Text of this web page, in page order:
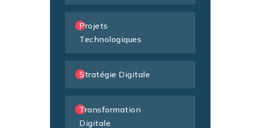
Projets
Technologiques
Stratégie Digitale
Transformation
Digitale